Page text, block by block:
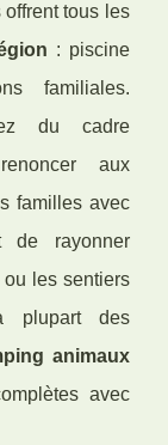
offrent tous les
: piscine
familiales.
du cadre
aux
familles avec
de rayonner
les sentiers
plupart des
animaux
avec